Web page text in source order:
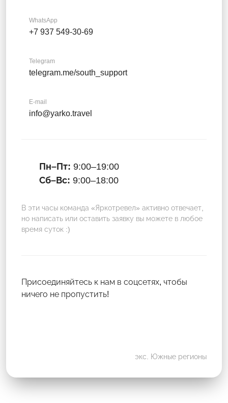
WhatsApp
+7 937 549-30-69
Telegram
telegram.me/south_support
E-mail
info@yarko.travel
Пн–Пт: 9:00–19:00
Сб–Вс: 9:00–18:00
В эти часы команда «Яркотревел» активно отвечает,
но написать или оставить заявку вы можете в любое
время суток :)
Присоединяйтесь к нам в соцсетях, чтобы
ничего не пропустить!
экс. Южные регионы